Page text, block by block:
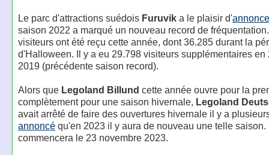
Le parc d'attractions suédois Furuvika le plaisir d'
saison 2022 a marqué un nouveau record de
visiteurs ont été reçu cette année, dont 36.285 durant la
d'Halloween. Il y a eu 29.798 visiteurs supplémentaires en
2019 (précédente saison record).
Alors que Legoland Billund cette année ouvre pour la
complètement pour une saison hivernale, Legoland
avait arrêté de faire des ouvertures hivernale il y a
annoncéqu'en 2023 il y aura de nouveau une telle saison.
commencera le 23 novembre 2023.